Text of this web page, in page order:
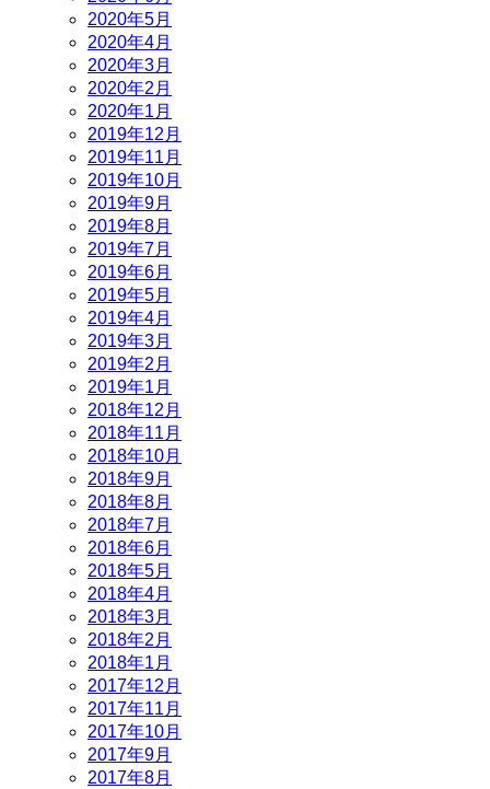
2020年5月
2020年4月
2020年3月
2020年2月
2020年1月
2019年12月
2019年11月
2019年10月
2019年9月
2019年8月
2019年7月
2019年6月
2019年5月
2019年4月
2019年3月
2019年2月
2019年1月
2018年12月
2018年11月
2018年10月
2018年9月
2018年8月
2018年7月
2018年6月
2018年5月
2018年4月
2018年3月
2018年2月
2018年1月
2017年12月
2017年11月
2017年10月
2017年9月
2017年8月